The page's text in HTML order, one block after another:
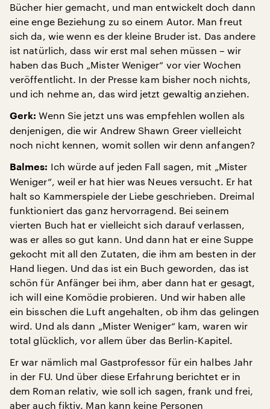
Bücher hier gemacht, und man entwickelt doch dann
eine enge Beziehung zu so einem Autor. Man freut
sich da, wie wenn es der kleine Bruder ist. Das andere
ist natürlich, dass wir erst mal sehen müssen – wir
haben das Buch „Mister Weniger“ vor vier Wochen
veröffentlicht. In der Presse kam bisher noch nichts,
und ich nehme an, das wird jetzt gewaltig anziehen.
Gerk: Wenn Sie jetzt uns was empfehlen wollen als
denjenigen, die wir Andrew Shawn Greer vielleicht
noch nicht kennen, womit sollen wir denn anfangen?
Balmes: Ich würde auf jeden Fall sagen, mit „Mister
Weniger“, weil er hat hier was Neues versucht. Er hat
halt so Kammerspiele der Liebe geschrieben. Dreimal
funktioniert das ganz hervorragend. Bei seinem
vierten Buch hat er vielleicht sich darauf verlassen,
was er alles so gut kann. Und dann hat er eine Suppe
gekocht mit all den Zutaten, die ihm am besten in der
Hand liegen. Und das ist ein Buch geworden, das ist
schön für Anfänger bei ihm, aber dann hat er gesagt,
ich will eine Komödie probieren. Und wir haben alle
ein bisschen die Luft angehalten, ob ihm das gelingen
wird. Und als dann „Mister Weniger“ kam, waren wir
total glücklich, vor allem über das Berlin-Kapitel.
Er war nämlich mal Gastprofessor für ein halbes Jahr
in der FU. Und über diese Erfahrung berichtet er in
dem Roman relativ, wie soll ich sagen, frank und frei,
aber auch fiktiv. Man kann keine Personen